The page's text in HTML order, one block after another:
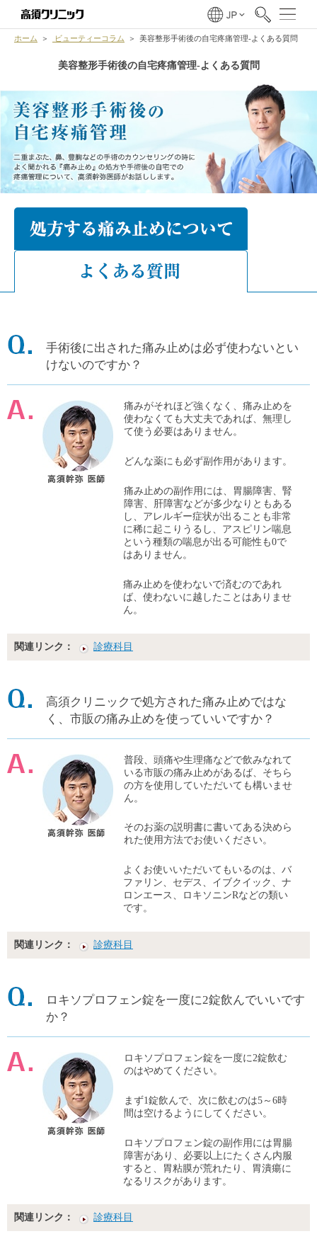
ホーム ビューティーコラム 美容整形手術後の自宅疼痛管理-よくある質問
美容整形手術後の自宅疼痛管理-よくある質問
手術後に出された痛み止めは必ず使わないとい
けないのですか？
痛みがそれほど強くなく、痛み止めを
使わなくても大丈夫であれば、無理し
て使う必要はありません。
どんな薬にも必ず副作用があります。
痛み止めの副作用には、胃腸障害、腎
障害、肝障害などが多少なりともある
し、アレルギー症状が出ることも非常
に稀に起こりうるし、アスピリン喘息
という種類の喘息が出る可能性も0で
はありません。
痛み止めを使わないで済むのであれ
ば、使わないに越したことはありませ
ん。
関連リンク： 診療科目
高須クリニックで処方された痛み止めではな
く、市販の痛み止めを使っていいですか？
普段、頭痛や生理痛などで飲みなれて
いる市販の痛み止めがあるば、そちら
の方を使用していただいても構いませ
ん。
そのお薬の説明書に書いてある決めら
れた使用方法でお使いください。
よくお使いいただいてもいるのは、バ
ファリン、セデス、イブクイック、ナ
ロンエース、ロキソニンRなどの類い
です。
関連リンク： 診療科目
ロキソプロフェン錠を一度に2錠飲んでいいです
か？
ロキソプロフェン錠を一度に2錠飲む
のはやめてください。
まず1錠飲んで、次に飲むのは5～6時
間は空けるようにしてください。
ロキソプロフェン錠の副作用には胃腸
障害があり、必要以上にたくさん内服
すると、胃粘膜が荒れたり、胃潰瘍に
なるリスクがあります。
関連リンク： 診療科目